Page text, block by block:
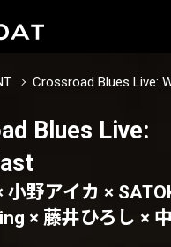
Crossroad Blues Live:
Blues Live:
小野アイカ ×
× 藤井ひろし ×